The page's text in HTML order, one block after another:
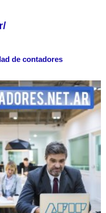
de contadores